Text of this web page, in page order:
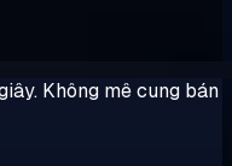
Không mê cung bán